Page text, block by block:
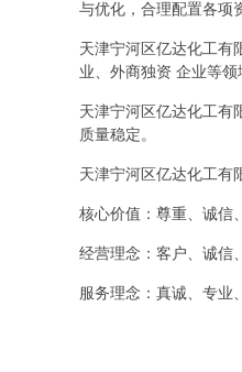
与优化，合理配置各项
天津宁河区亿达化工有
业、外商独资 企业等
天津宁河区亿达化工有
质量稳定。
天津宁河区亿达化工有
核心价值：尊重、诚信
经营理念：客户、诚信
服务理念：真诚、专业